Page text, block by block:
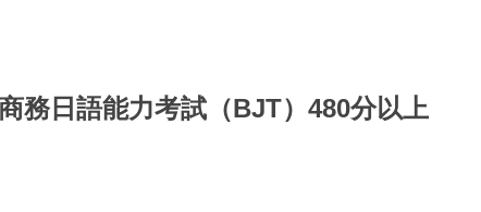
務日語能力考試（BJT）480分以上